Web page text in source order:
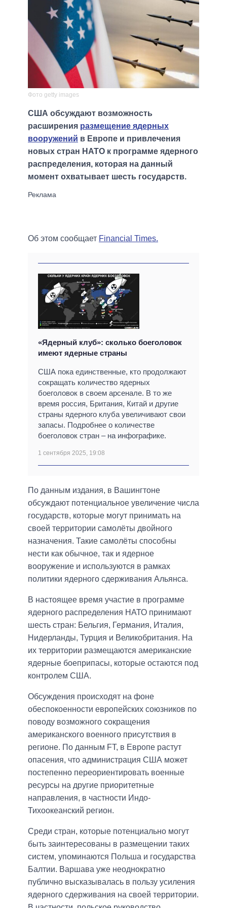
Фото getty images
США обсуждают возможность
расширения размещение ядерных
вооружений в Европе и привлечения
новых стран НАТО к программе ядерного
распределения, которая на данный
момент охватывает шесть государств.
Об этом сообщает Financial Times.
«Ядерный клуб»: сколько боеголовок
имеют ядерные страны
США пока единственные, кто продолжают
сокращать количество ядерных
боеголовок в своем арсенале. В то же
время россия, Британия, Китай и другие
страны ядерного клуба увеличивают свои
запасы. Подробнее о количестве
боеголовок стран – на инфографике.
1 сентября 2025, 19:08
По данным издания, в Вашингтоне
обсуждают потенциальное увеличение числа
государств, которые могут принимать на
своей территории самолёты двойного
назначения. Такие самолёты способны
нести как обычное, так и ядерное
вооружение и используются в рамках
политики ядерного сдерживания Альянса.
В настоящее время участие в программе
ядерного распределения НАТО принимают
шесть стран: Бельгия, Германия, Италия,
Нидерланды, Турция и Великобритания. На
их территории размещаются американские
ядерные боеприпасы, которые остаются под
контролем США.
Обсуждения происходят на фоне
обеспокоенности европейских союзников по
поводу возможного сокращения
американского военного присутствия в
регионе. По данным FT, в Европе растут
опасения, что администрация США может
постепенно переориентировать военные
ресурсы на другие приоритетные
направления, в частности Индо-
Тихоокеанский регион.
Среди стран, которые потенциально могут
быть заинтересованы в размещении таких
систем, упоминаются Польша и государства
Балтии. Варшава уже неоднократно
публично высказывалась в пользу усиления
ядерного сдерживания на своей территории.